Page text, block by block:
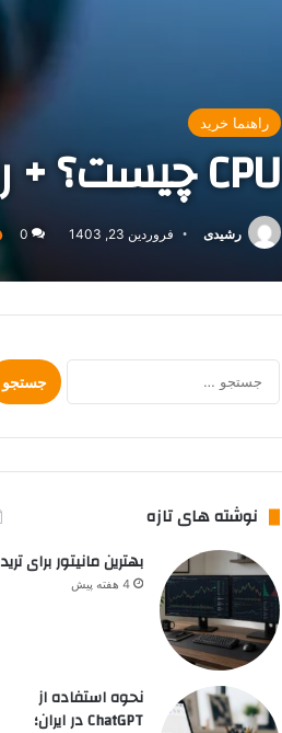
راهنما خرید
CPU چیست؟ + راهنمای خرید CPU
رشیدی فروردین 23, 1403 0
جستجو
برای:
نوشته های تازه
بهترین مانیتور برای ترید
4 هفته پیش
نحوه استفاده از
ChatGPT در ایران؛